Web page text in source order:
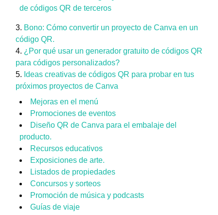
de códigos QR de terceros
Bono: Cómo convertir un proyecto de Canva en un
código QR.
¿Por qué usar un generador gratuito de códigos QR
para códigos personalizados?
Ideas creativas de códigos QR para probar en tus
próximos proyectos de Canva
Mejoras en el menú
Promociones de eventos
Diseño QR de Canva para el embalaje del
producto.
Recursos educativos
Exposiciones de arte.
Listados de propiedades
Concursos y sorteos
Promoción de música y podcasts
Guías de viaje